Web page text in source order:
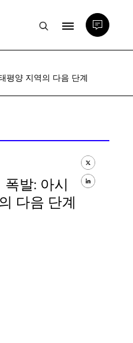
평양 지역의 다음 단계
발: 아시
다음 단계